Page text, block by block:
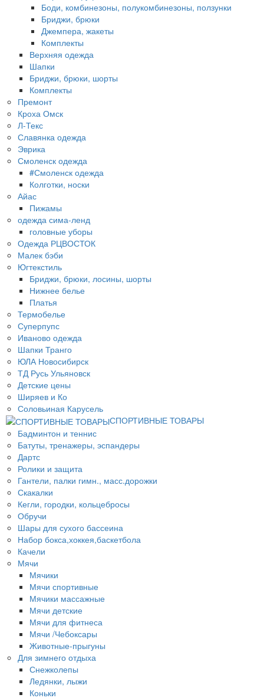
Боди, комбинезоны, полукомбинезоны, ползунки
Бриджи, брюки
Джемпера, жакеты
Комплекты
Верхняя одежда
Шапки
Бриджи, брюки, шорты
Комплекты
Премонт
Кроха Омск
Л-Текс
Славянка одежда
Эврика
Смоленск одежда
#Смоленск одежда
Колготки, носки
Айас
Пижамы
одежда сима-ленд
головные уборы
Одежда РЦВОСТОК
Малек бэби
Югтекстиль
Бриджи, брюки, лосины, шорты
Нижнее белье
Платья
Термобелье
Суперпупс
Иваново одежда
Шапки Транго
ЮЛА Новосибирск
ТД Русь Ульяновск
Детские цены
Ширяев и Ко
Соловьиная Карусель
СПОРТИВНЫЕ ТОВАРЫ
Бадминтон и теннис
Батуты, тренажеры, эспандеры
Дартс
Ролики и защита
Гантели, палки гимн., масс.дорожки
Скакалки
Кегли, городки, кольцебросы
Обручи
Шары для сухого бассеина
Набор бокса,хоккея,баскетбола
Качели
Мячи
Мячики
Мячи спортивные
Мячики массажные
Мячи детские
Мячи для фитнеса
Мячи /Чебоксары
Животные-прыгуны
Для зимнего отдыха
Снежколепы
Ледянки, лыжи
Коньки